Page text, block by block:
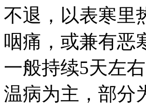
不退，以表寒里
咽痛，或兼有恶
一般持续5天左
温病为主，部分